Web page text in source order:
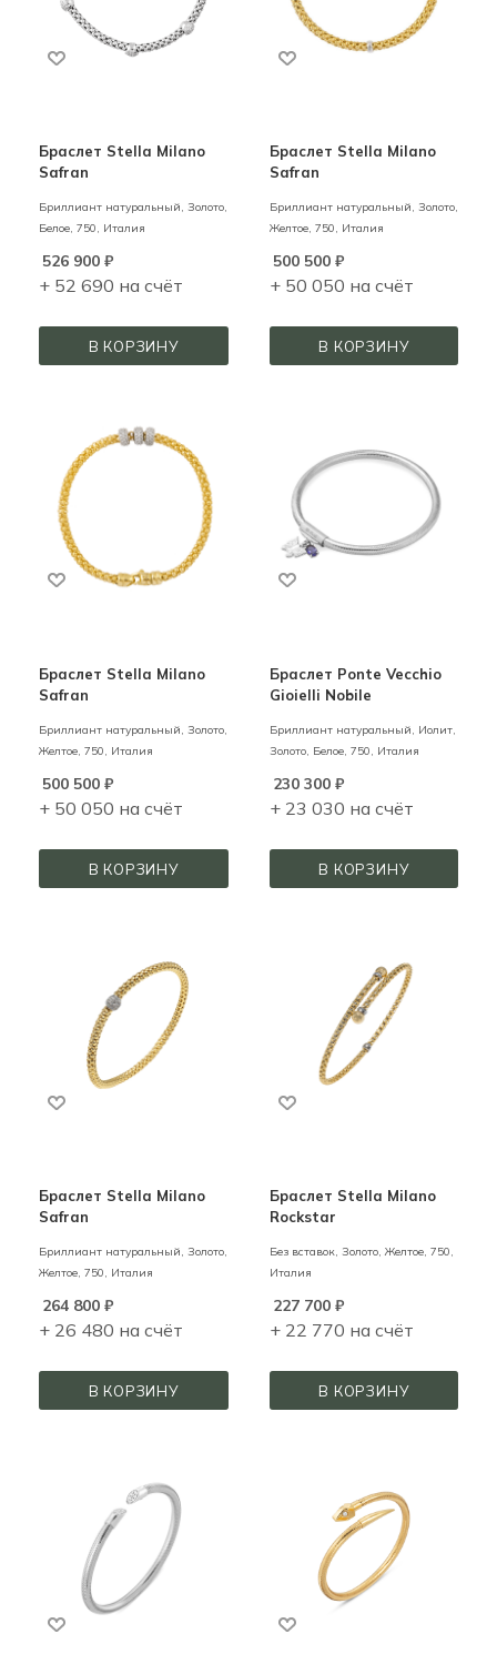
Браслет Stella Milano
Safran
Бриллиант натуральный, Золото,
Белое, 750, Италия
526 900 ₽
+ 52 690 на счёт
В КОРЗИНУ
Браслет Stella Milano
Safran
Бриллиант натуральный, Золото,
Желтое, 750, Италия
500 500₽
+ 50 050 на счёт
В КОРЗИНУ
Браслет Stella Milano
Safran
Бриллиант натуральный, Золото,
Желтое, 750, Италия
500 500 ₽
+ 50 050 на счёт
В КОРЗИНУ
Браслет Ponte Vecchio
Gioielli Nobile
Бриллиант натуральный, Иолит,
Золото, Белое, 750, Италия
230 300₽
+ 23 030 на счёт
В КОРЗИНУ
Браслет Stella Milano
Safran
Бриллиант натуральный, Золото,
Желтое, 750, Италия
264 800 ₽
+ 26 480 на счёт
В КОРЗИНУ
Браслет Stella Milano
Rockstar
Без вставок, Золото,Желтое, 750,
Италия
227 700₽
+ 22 770 на счёт
В КОРЗИНУ